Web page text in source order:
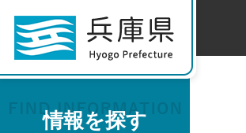
情報を探す